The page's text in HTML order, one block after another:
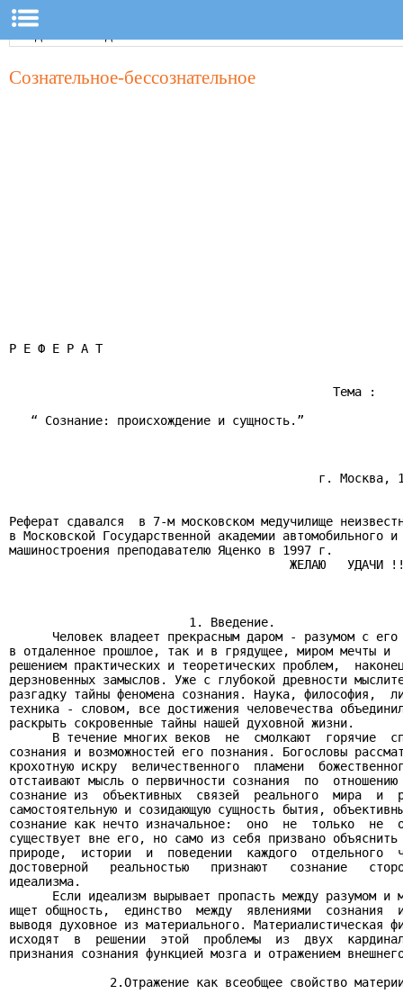
Сознательное-бессознательное
Р Е Ф Е Р А Т
                                             Тема :
   “ Сознание: происхождение и сущность.”
г. Москва,
Реферат сдавался  в 7-м московском медучилище
в Московской Государственной академии автомобильного и
машиностроения преподавателю Яценко в 1997 г.
ЖЕЛАЮ   УДАЧИ
                         1. Введение.
Человек владеет прекрасным даром - разумом с
в отдаленное прошлое, так и в грядущее, миром мечты и
решением практических и теоретических проблем,
дерзновенных замыслов. Уже с глубокой древности
разгадку тайны феномена сознания. Наука, философия,
техника - словом, все достижения человечества
раскрыть сокровенные тайны нашей духовной жизни.
В течение многих веков  не  смолкают  горячие
сознания и возможностей его познания. Богословы
крохотную искру  величественного  пламени
отстаивают мысль о первичности сознания  по
сознание из  объективных  связей  реального  мира  и
самостоятельную и созидающую сущность бытия,
сознание как нечто изначальное:  оно  не  только  не
существует вне его, но само из себя призвано
природе,  истории  и  поведении  каждого  отдельного
достоверной   реальностью   признают   сознание
идеализма.
Если идеализм вырывает пропасть между разумом и
ищет общность,  единство  между  явлениями  сознания
выводя духовное из материального. Материалистическая
исходят  в  решении  этой  проблемы  из  двух
признания сознания функцией мозга и отражением
2.Отражение как всеобщее свойство